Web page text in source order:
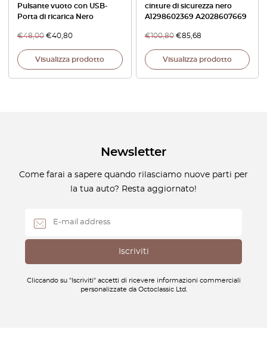
Pulsante vuoto con USB-
Porta di ricarica Nero
€48,00 €40,80
Visualizza prodotto
cinture di sicurezza nero
A1298602369 A2028607669
€100,80 €85,68
Visualizza prodotto
Newsletter
Come farai a sapere quando rilasciamo nuove parti per
la tua auto? Resta aggiornato!
Cliccando su "Iscriviti" accetti di ricevere informazioni commerciali
personalizzate da Octoclassic Ltd.